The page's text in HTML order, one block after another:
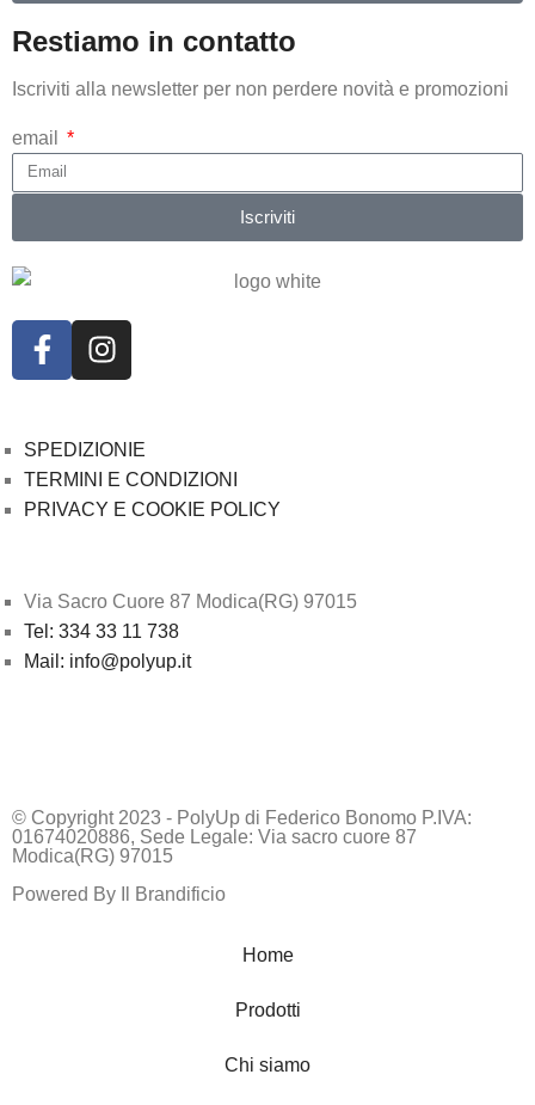
Restiamo in contatto
Iscriviti alla newsletter per non perdere novità e promozioni
email
Iscriviti
SPEDIZIONIE
TERMINI E CONDIZIONI
PRIVACY E COOKIE POLICY
Via Sacro Cuore 87 Modica(RG) 97015
Tel: 334 33 11 738
Mail: info@polyup.it
© Copyright 2023 - PolyUp di Federico Bonomo P.IVA:
01674020886, Sede Legale: Via sacro cuore 87
Modica(RG) 97015
Powered By
Il Brandificio
Home
Prodotti
Chi siamo